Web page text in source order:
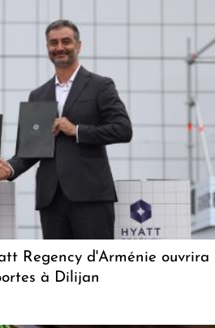
Regency d'Arménie ouvrira
à Dilijan